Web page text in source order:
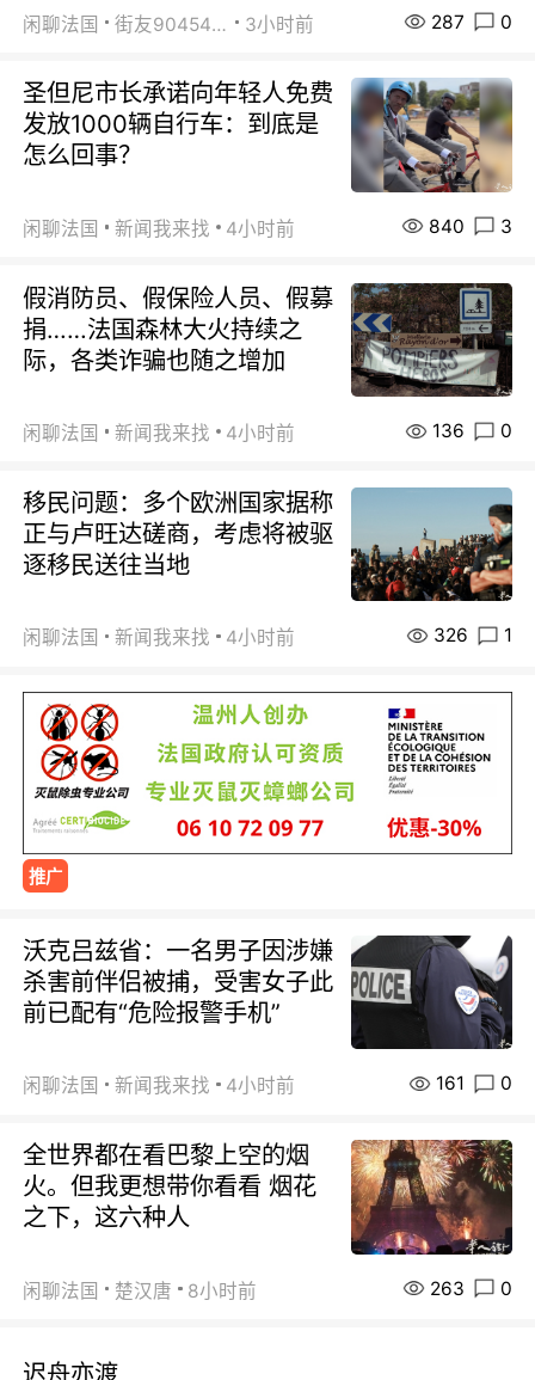
闲聊法国 街友90454511 3小时前 287 0
圣但尼市长承诺向年轻人免费
发放1000辆自行车：到底是
怎么回事？
闲聊法国 新闻我来找 4小时前 840 3
假消防员、假保险人员、假募
捐……法国森林大火持续之
际，各类诈骗也随之增加
闲聊法国 新闻我来找 4小时前 136 0
移民问题：多个欧洲国家据称
正与卢旺达磋商，考虑将被驱
逐移民送往当地
闲聊法国 新闻我来找 4小时前 326 1
推广
沃克吕兹省：一名男子因涉嫌
杀害前伴侣被捕，受害女子此
前已配有“危险报警手机”
闲聊法国 新闻我来找 4小时前 161 0
全世界都在看巴黎上空的烟
火。但我更想带你看看 烟花
之下，这六种人
闲聊法国 楚汉唐 8小时前 263 0
迟舟亦渡